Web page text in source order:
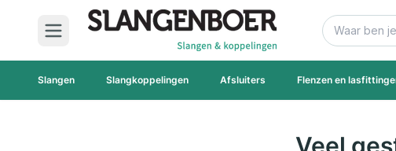
Ga naar de inhoud
Zoek
Slangen Slangkoppelingen Afsluiters Flenzen en